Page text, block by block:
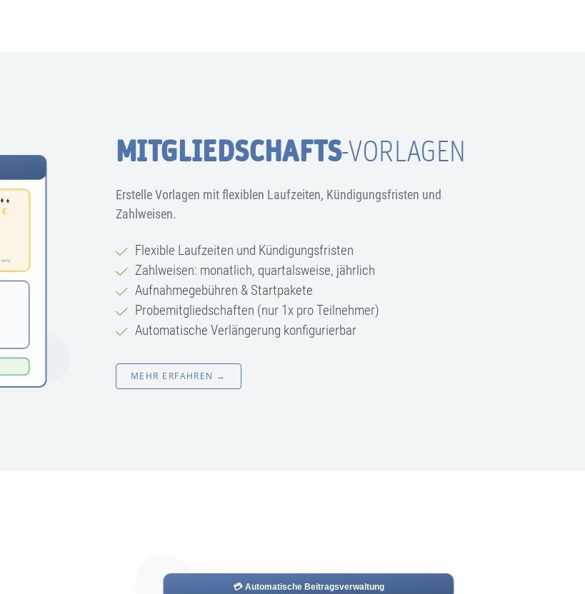
MITGLIEDSCHAFTS-VORLAGEN
Erstelle Vorlagen mit flexiblen Laufzeiten, Kündigungsfristen und
Zahlweisen.
Flexible Laufzeiten und Kündigungsfristen
Zahlweisen: monatlich, quartalsweise, jährlich
Aufnahmegebühren & Startpakete
Probemitgliedschaften (nur 1x pro Teilnehmer)
Automatische Verlängerung konfigurierbar
MEHR ERFAHREN →